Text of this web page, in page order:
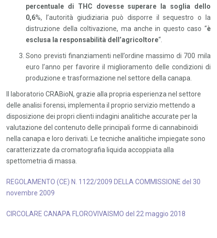
percentuale di THC dovesse superare la soglia dello
0,6%, l’autorità giudiziaria può disporre il sequestro o la
distruzione della coltivazione, ma anche in questo caso “è
esclusa la responsabilità dell’agricoltore“.
Sono previsti finanziamenti nell’ordine massimo di 700 mila
euro l’anno per favorire il miglioramento delle condizioni di
produzione e trasformazione nel settore della canapa.
Il laboratorio CRABioN, grazie alla propria esperienza nel settore
delle analisi forensi, implementa il proprio servizio mettendo a
disposizione dei propri clienti indagini analitiche accurate per la
valutazione del contenuto delle principali forme di cannabinoidi
nella canapa e loro derivati. Le tecniche analitiche impiegate sono
caratterizzate da cromatografia liquida accoppiata alla
spettometria di massa.
REGOLAMENTO (CE) N. 1122/2009 DELLA COMMISSIONE del 30
novembre 2009
CIRCOLARE CANAPA FLOROVIVAISMO del 22 maggio 2018